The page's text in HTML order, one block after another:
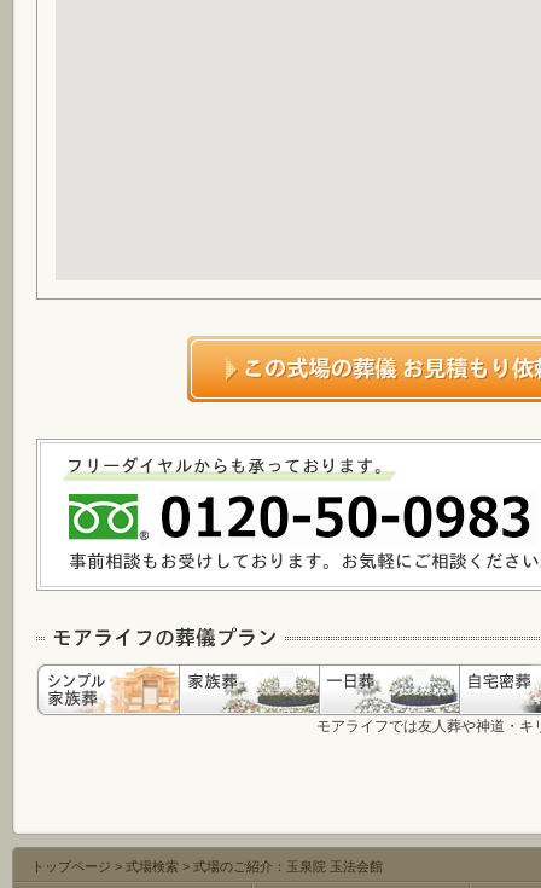
モアライフでは友人葬や神道・
トップページ > 式場検索 > 式場のご紹介：玉泉院 玉法会館